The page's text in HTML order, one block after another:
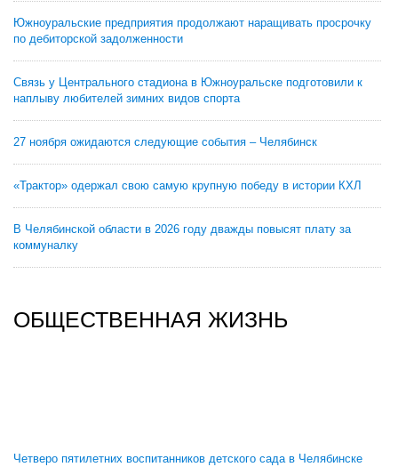
Южноуральские предприятия продолжают наращивать просрочку
по дебиторской задолженности
Связь у Центрального стадиона в Южноуральске подготовили к
наплыву любителей зимних видов спорта
27 ноября ожидаются следующие события – Челябинск
«Трактор» одержал свою самую крупную победу в истории КХЛ
В Челябинской области в 2026 году дважды повысят плату за
коммуналку
ОБЩЕСТВЕННАЯ ЖИЗНЬ
Четверо пятилетних воспитанников детского сада в Челябинске